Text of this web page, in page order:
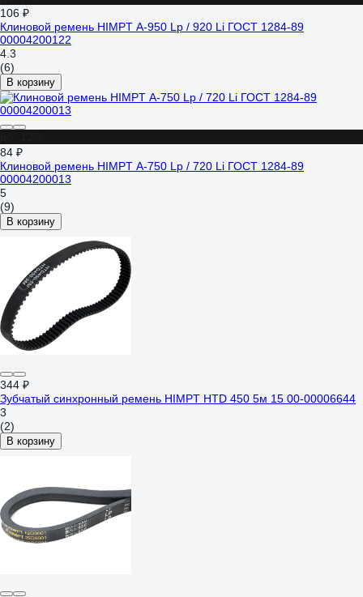
106 ₽
Клиновой ремень HIMPT А-950 Lp / 920 Li ГОСТ 1284-89
00004200122
4.3
(6)
В корзину
84 ₽
Клиновой ремень HIMPT А-750 Lp / 720 Li ГОСТ 1284-89
00004200013
5
(9)
В корзину
344 ₽
Зубчатый синхронный ремень HIMPT HTD 450 5м 15 00-00006644
3
(2)
В корзину